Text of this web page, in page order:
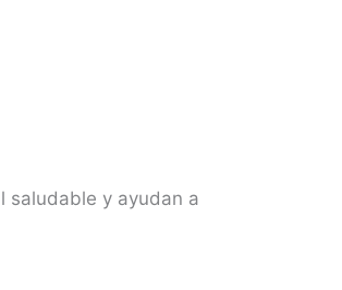
saludable y ayudan a